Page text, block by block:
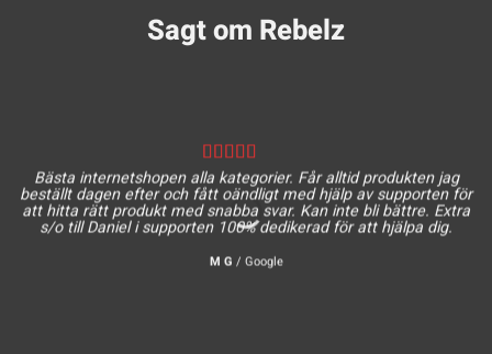
Sagt om Rebelz
Bästa internetshopen alla kategorier. Får alltid produkten jag
beställt dagen efter och fått oändligt med hjälp av supporten för
att hitta rätt produkt med snabba svar. Kan inte bli bättre. Extra
s/o till Daniel i supporten 100% dedikerad för att hjälpa dig.
M G / Google